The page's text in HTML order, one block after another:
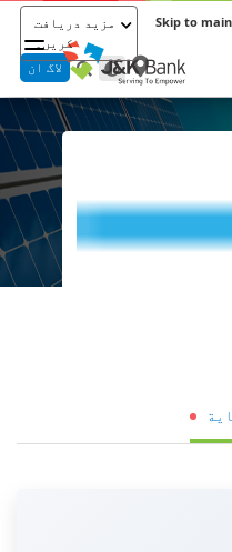
Skip to
مزید دریافت
کریں۔
لاگ ان
للأفراد